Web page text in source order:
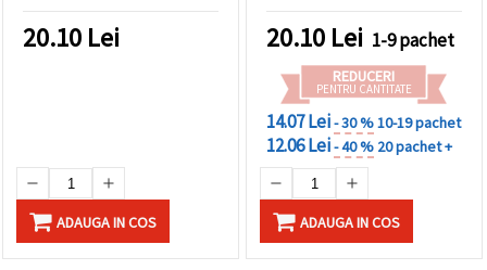
20.10 Lei
ADAUGA IN COS
20.10 Lei 1-9 pachet
REDUCERI
PENTRU CANTITATE
14.07 Lei- 30 %10-19 pachet
12.06 Lei- 40 % 20 pachet +
ADAUGA IN COS